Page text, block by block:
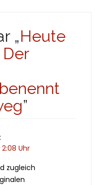
„Heute
”
Uhr
zugleich